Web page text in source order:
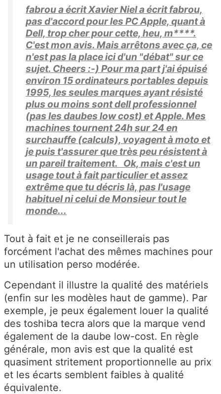
fabrou a écrit Xavier Niel a écrit fabrou,
pas d'accord pour les PC Apple, quant à
Dell, trop cher pour cette, heu, m****.
C'est mon avis. Mais arrêtons avec ça, ce
n'est pas la place ici d'un "débat" sur ce
sujet. Cheers :-) Pour ma part j'ai épuisé
environ 15 ordinateurs portables depuis
1995, les seules marques ayant résisté
plus ou moins sont dell professionnel
(pas les daubes low cost) et Apple. Mes
machines tournent 24h sur 24 en
surchauffe (calculs), voyagent à moto et
je puis t'assurer que très peu résistent à
un pareil traitement. Ok, mais c'est un
usage tout à fait particulier et assez
extrême que tu décris là, pas l'usage
habituel ni celui de Monsieur tout le
monde...
Tout à fait et je ne conseillerais pas
forcément l'achat des mêmes machines pour
un utilisation perso modérée.
Cependant il illustre la qualité des matériels
(enfin sur les modèles haut de gamme). Par
exemple, je peux également louer la qualité
des toshiba tecra alors que la marque vend
également de la daube low-cost. En règle
générale, mon avis est que la qualité est
quasiment stritement proportionnelle au prix
et les écarts semblent faibles à qualité
équivalente.